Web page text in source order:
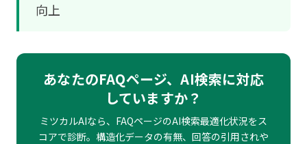
向上
あなたのFAQページ、AI検索に対応
していますか？
ミツカルAIなら、FAQページのAI検索最適化状況をス
コアで診断。構造化データの有無、回答の引用されや